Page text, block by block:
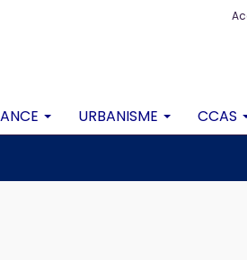
URBANISME CCAS